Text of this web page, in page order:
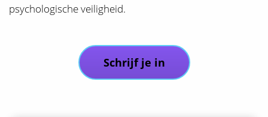
psychologische veiligheid.
Schrijf je in